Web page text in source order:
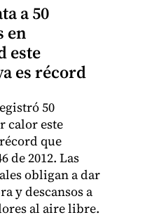
a 50
en
este
es récord
50
calor este
que
de 2012. Las
obligan a dar
y descansos a
al aire libre.